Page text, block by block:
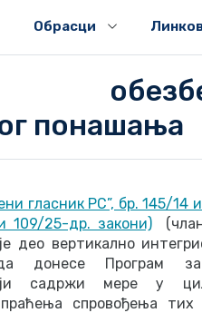
Обрасци
понашања
гласник РС”, бр. 145/14
109/25-др. закони)
део вертикално
донесе Програм за
садржи мере у
спровођења